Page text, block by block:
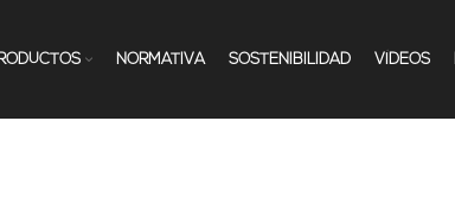
NORMATIVA SOSTENIBILIDAD VÍDEOS